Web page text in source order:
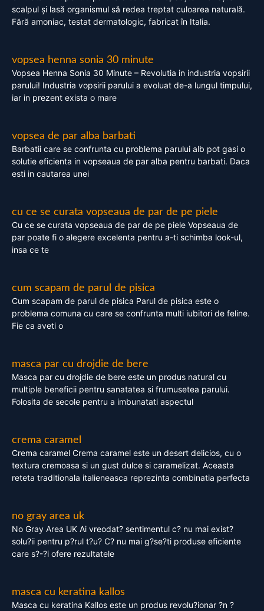
scalpul și lasă organismul să redea treptat culoarea naturală.
Fără amoniac, testat dermatologic, fabricat în Italia.
vopsea henna sonia 30 minute
Vopsea Henna Sonia 30 Minute – Revolutia in industria vopsirii
parului! Industria vopsirii parului a evoluat de-a lungul timpului,
iar in prezent exista o mare
vopsea de par alba barbati
Barbatii care se confrunta cu problema parului alb pot gasi o
solutie eficienta in vopseaua de par alba pentru barbati. Daca
esti in cautarea unei
cu ce se curata vopseaua de par de pe piele
Cu ce se curata vopseaua de par de pe piele Vopseaua de
par poate fi o alegere excelenta pentru a-ti schimba look-ul,
insa ce te
cum scapam de parul de pisica
Cum scapam de parul de pisica Parul de pisica este o
problema comuna cu care se confrunta multi iubitori de feline.
Fie ca aveti o
masca par cu drojdie de bere
Masca par cu drojdie de bere este un produs natural cu
multiple beneficii pentru sanatatea si frumusetea parului.
Folosita de secole pentru a imbunatati aspectul
crema caramel
Crema caramel Crema caramel este un desert delicios, cu o
textura cremoasa si un gust dulce si caramelizat. Aceasta
reteta traditionala italieneasca reprezinta combinatia perfecta
no gray area uk
No Gray Area UK Ai vreodat? sentimentul c? nu mai exist?
solu?ii pentru p?rul t?u? C? nu mai g?se?ti produse eficiente
care s?-?i ofere rezultatele
masca cu keratina kallos
Masca cu keratina Kallos este un produs revolu?ionar ?n ?